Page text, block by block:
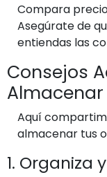
Compara
Asegúrate de
entiendas las
Consejos
Aquí
almacenar tus
1. Organiza